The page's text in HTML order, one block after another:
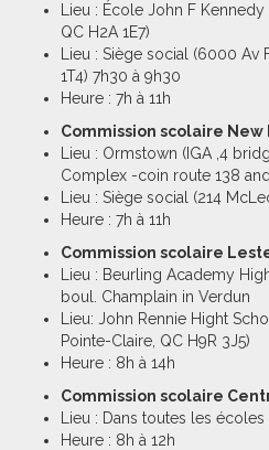
Lieu : École John F
QC H2A 1E7)
Lieu : Siège social (6000
1T4) 7h30 à 9h30
Heure : 7h à 11h
Commission scolaire New
Lieu : Ormstown (IGA ,4
Complex -coin route 138
Lieu : Siège social (214
Heure : 7h à 11h
Commission scolaire
Lieu : Beurling Academy
boul. Champlain in Verdun
Lieu: John Rennie Hight
Pointe-Claire, QC H9R 3J5)
Heure : 8h à 14h
Commission scolaire
Lieu : Dans toutes les
Heure : 8h à 12h